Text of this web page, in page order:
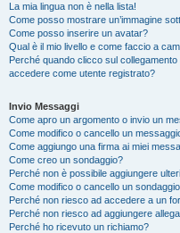
La mia lingua non è nella lista!
Come posso mostrare un’immagine
Come posso inserire un avatar?
Qual è il mio livello e come faccio a
Perché quando clicco sul
accedere come utente registrato?
Invio Messaggi
Come apro un argomento o invio un
Come modifico o cancello un
Come aggiungo una firma ai miei
Come creo un sondaggio?
Perché non è possibile aggiungere
Come modifico o cancello un
Perché non riesco ad accedere a un
Perché non riesco ad aggiungere
Perché ho ricevuto un richiamo?